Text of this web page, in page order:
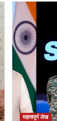
महत्वपूर्ण लेख